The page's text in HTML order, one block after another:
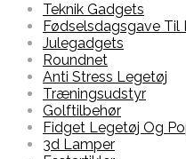
Teknik Gadgets
Fødselsdagsgave
Julegadgets
Roundnet
Anti Stress Legetøj
Træningsudstyr
Golftilbehør
Fidget Legetøj Og
3d Lamper